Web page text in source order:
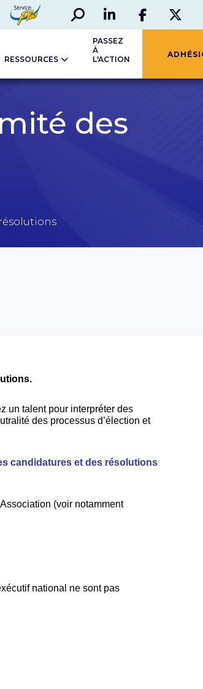
ServicePlus
Rechercher Social
LinkedIn
RESSOURCES
PASSEZ
À
L'ACTION
des
un talent pour interpréter des
des processus d’élection et
candidatures et des résolutions
(voir notamment
national ne sont pas